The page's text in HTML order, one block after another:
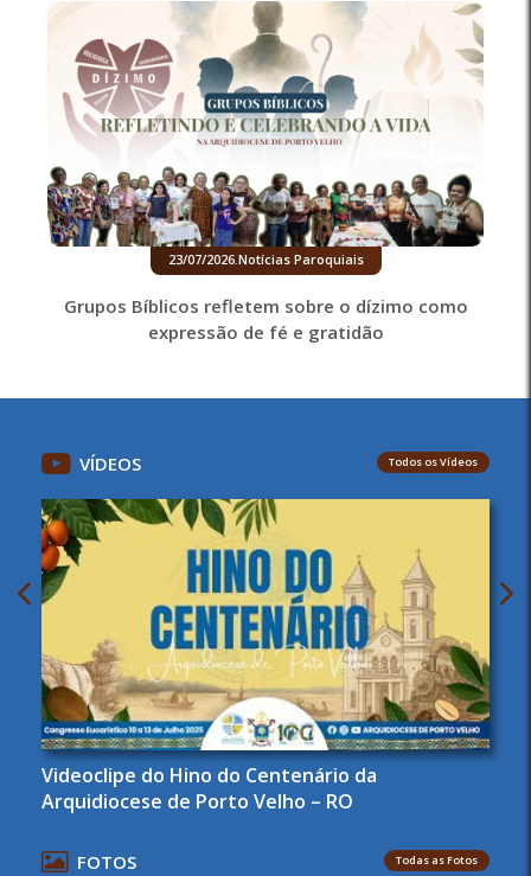
23/07/2026. Notícias Paroquiais
Grupos Bíblicos refletem sobre o dízimo como
expressão de fé e gratidão
VÍDEOS Todos os Vídeos
Videoclipe do Hino do Centenário da
Arquidiocese de Porto Velho – RO
FOTOS Todas as Fotos